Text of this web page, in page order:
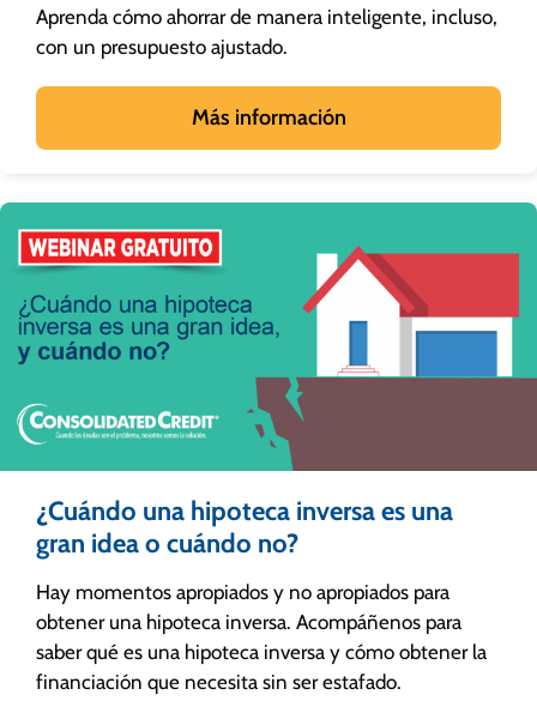
Aprenda cómo ahorrar de manera inteligente, incluso,
con un presupuesto ajustado.
Más información
¿Cuándo una hipoteca inversa es una
gran idea o cuándo no?
Hay momentos apropiados y no apropiados para
obtener una hipoteca inversa. Acompáñenos para
saber qué es una hipoteca inversa y cómo obtener la
financiación que necesita sin ser estafado.